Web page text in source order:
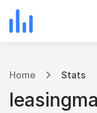
Home Stats